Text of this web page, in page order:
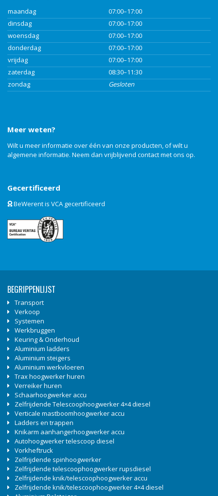
maandag
07:00–17:00
dinsdag
07:00–17:00
woensdag
07:00–17:00
donderdag
07:00–17:00
vrijdag
07:00–17:00
zaterdag
08:30–11:30
zondag
Gesloten
Meer weten?
Wilt u meer informatie over één van onze producten, of wilt u
algemene informatie. Neem dan vrijblijvend contactmet ons op.
Gecertificeerd
BeWerent is VCA gecertificeerd
BEGRIPPENLIJST
Transport
Verkoop
Systemen
Werkbruggen
Keuring & Onderhoud
Aluminium ladders
Aluminium steigers
Aluminium werkvloeren
Trax hoogwerker huren
Verreiker huren
Schaarhoogwerker accu
Zelfrijdende Telescoophoogwerker 4×4 diesel
Verticale mastboomhoogwerker accu
Ladders en trappen
Knikarm aanhangerhoogwerker accu
Autohoogwerker telescoop diesel
Vorkheftruck
Zelfrijdende spinhoogwerker
Zelfrijdende telescoophoogwerker rupsdiesel
Zelfrijdende knik/telescoophoogwerker accu
Zelfrijdende knik/telescoophoogwerker 4×4 diesel